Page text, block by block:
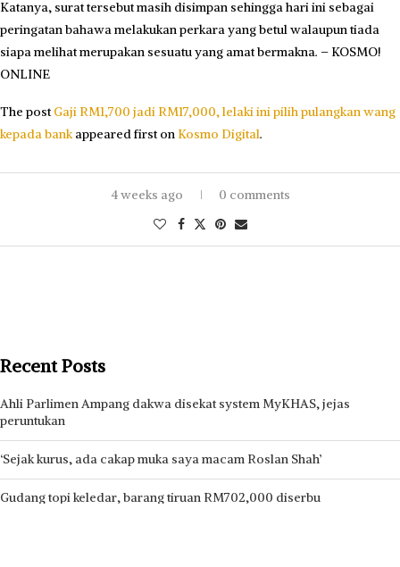
Katanya, surat tersebut masih disimpan sehingga hari ini sebagai
peringatan bahawa melakukan perkara yang betul walaupun tiada
siapa melihat merupakan sesuatu yang amat bermakna. – KOSMO!
ONLINE
The postGaji RM1,700 jadi RM17,000, lelaki ini pilih pulangkan wang
kepada bankappeared first on Kosmo Digital.
4 weeks ago 0 comments
Recent Posts
Ahli Parlimen Ampang dakwa disekat system MyKHAS, jejas
peruntukan
‘Sejak kurus, ada cakap muka saya macam Roslan Shah’
Gudang topi keledar, barang tiruan RM702,000 diserbu